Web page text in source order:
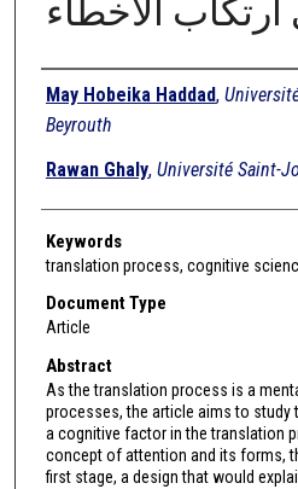
ارتكاب الأخطاء
Authors
May Hobeika Haddad,
Beyrouth
Rawan Ghaly, Université Saint-
Keywords
translation process, cognitive
Document Type
Article
Abstract
As the translation process is a
processes, the article aims to
a cognitive factor in the translation
concept of attention and its forms,
first stage, a design that would